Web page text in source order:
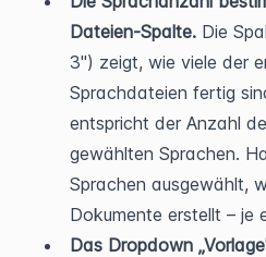
Dateien-Spalte. Die
3") zeigt, wie viele der
Sprachdateien fertig
entspricht der Anzahl
gewählten Sprachen.
Sprachen ausgewählt,
Dokumente erstellt – je
Das Dropdown